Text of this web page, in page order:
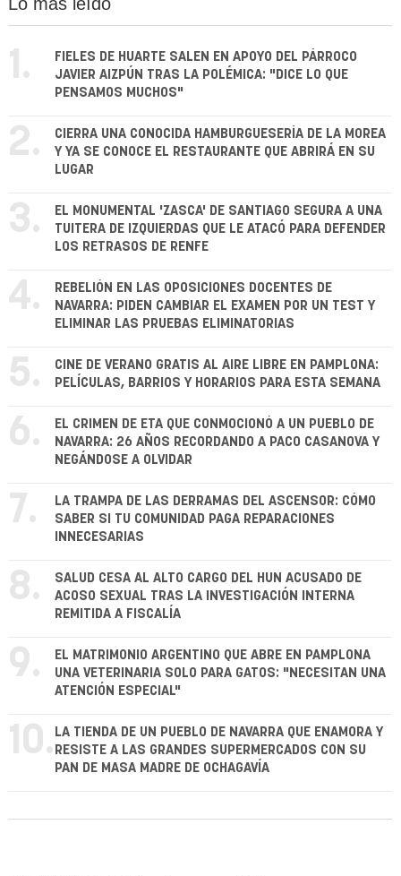
1.
FIELES DE HUARTE SALEN EN APOYO DEL PÁRROCO
JAVIER AIZPÚN TRAS LA POLÉMICA: "DICE LO QUE
PENSAMOS MUCHOS"
2.
CIERRA UNA CONOCIDA HAMBURGUESERÍA DE LA MOREA
Y YA SE CONOCE EL RESTAURANTE QUE ABRIRÁ EN SU
LUGAR
3.
EL MONUMENTAL 'ZASCA' DE SANTIAGO SEGURA A UNA
TUITERA DE IZQUIERDAS QUE LE ATACÓ PARA DEFENDER
LOS RETRASOS DE RENFE
4.
REBELIÓN EN LAS OPOSICIONES DOCENTES DE
NAVARRA: PIDEN CAMBIAR EL EXAMEN POR UN TEST Y
ELIMINAR LAS PRUEBAS ELIMINATORIAS
5.
CINE DE VERANO GRATIS AL AIRE LIBRE EN PAMPLONA:
PELÍCULAS, BARRIOS Y HORARIOS PARA ESTA SEMANA
6.
EL CRIMEN DE ETA QUE CONMOCIONÓ A UN PUEBLO DE
NAVARRA: 26 AÑOS RECORDANDO A PACO CASANOVA Y
NEGÁNDOSE A OLVIDAR
7.
LA TRAMPA DE LAS DERRAMAS DEL ASCENSOR: CÓMO
SABER SI TU COMUNIDAD PAGA REPARACIONES
INNECESARIAS
8.
SALUD CESA AL ALTO CARGO DEL HUN ACUSADO DE
ACOSO SEXUAL TRAS LA INVESTIGACIÓN INTERNA
REMITIDA A FISCALÍA
9.
EL MATRIMONIO ARGENTINO QUE ABRE EN PAMPLONA
UNA VETERINARIA SOLO PARA GATOS: "NECESITAN UNA
ATENCIÓN ESPECIAL"
10. LA TIENDA DE UN PUEBLO DE NAVARRA QUE ENAMORA Y
RESISTE A LAS GRANDES SUPERMERCADOS CON SU
PAN DE MASA MADRE DE OCHAGAVÍA